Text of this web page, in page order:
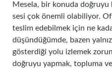
Mesela, bir konuda doğruyu
sesi çok önemli olabiliyor.
teslim edebilmek için ne
düşündüğümde, bazen
gösterdiği yolu izlemek
doğruyu yapmak, topluma